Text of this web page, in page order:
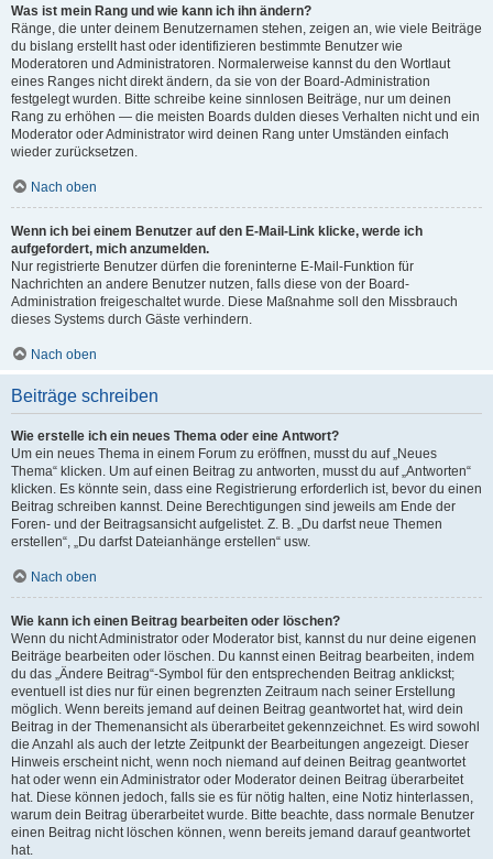
Was ist mein Rang und wie kann ich ihn ändern?
Ränge, die unter deinem Benutzernamen stehen, zeigen an, wie viele Beiträge
du bislang erstellt hast oder identifizieren bestimmte Benutzer wie
Moderatoren und Administratoren. Normalerweise kannst du den Wortlaut
eines Ranges nicht direkt ändern, da sie von der Board-Administration
festgelegt wurden. Bitte schreibe keine sinnlosen Beiträge, nur um deinen
Rang zu erhöhen — die meisten Boards dulden dieses Verhalten nicht und ein
Moderator oder Administrator wird deinen Rang unter Umständen einfach
wieder zurücksetzen.
Nach oben
Wenn ich bei einem Benutzer auf den E-Mail-Link klicke, werde ich
aufgefordert, mich anzumelden.
Nur registrierte Benutzer dürfen die foreninterne E-Mail-Funktion für
Nachrichten an andere Benutzer nutzen, falls diese von der Board-
Administration freigeschaltet wurde. Diese Maßnahme soll den Missbrauch
dieses Systems durch Gäste verhindern.
Nach oben
Beiträge schreiben
Wie erstelle ich ein neues Thema oder eine Antwort?
Um ein neues Thema in einem Forum zu eröffnen, musst du auf „Neues
Thema“ klicken. Um auf einen Beitrag zu antworten, musst du auf „Antworten“
klicken. Es könnte sein, dass eine Registrierung erforderlich ist, bevor du einen
Beitrag schreiben kannst. Deine Berechtigungen sind jeweils am Ende der
Foren- und der Beitragsansicht aufgelistet. Z. B. „Du darfst neue Themen
erstellen“, „Du darfst Dateianhänge erstellen“ usw.
Nach oben
Wie kann ich einen Beitrag bearbeiten oder löschen?
Wenn du nicht Administrator oder Moderator bist, kannst du nur deine eigenen
Beiträge bearbeiten oder löschen. Du kannst einen Beitrag bearbeiten, indem
du das „Ändere Beitrag“-Symbol für den entsprechenden Beitrag anklickst;
eventuell ist dies nur für einen begrenzten Zeitraum nach seiner Erstellung
möglich. Wenn bereits jemand auf deinen Beitrag geantwortet hat, wird dein
Beitrag in der Themenansicht als überarbeitet gekennzeichnet. Es wird sowohl
die Anzahl als auch der letzte Zeitpunkt der Bearbeitungen angezeigt. Dieser
Hinweis erscheint nicht, wenn noch niemand auf deinen Beitrag geantwortet
hat oder wenn ein Administrator oder Moderator deinen Beitrag überarbeitet
hat. Diese können jedoch, falls sie es für nötig halten, eine Notiz hinterlassen,
warum dein Beitrag überarbeitet wurde. Bitte beachte, dass normale Benutzer
einen Beitrag nicht löschen können, wenn bereits jemand darauf geantwortet
hat.